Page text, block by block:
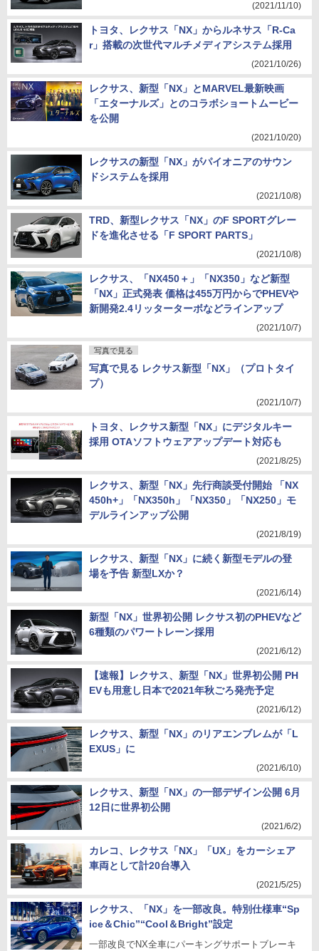
(2021/11/10)
トヨタ、レクサス「NX」からルネサス「R-Ca
r」搭載の次世代マルチメディアシステム採用
(2021/10/26)
レクサス、新型「NX」とMARVEL最新映画
「エターナルズ」とのコラボショートムービー
を公開
(2021/10/20)
レクサスの新型「NX」がパイオニアのサウン
ドシステムを採用
(2021/10/8)
TRD、新型レクサス「NX」のF SPORTグレー
ドを進化させる「F SPORT PARTS」
(2021/10/8)
レクサス、「NX450＋」「NX350」など新型
「NX」正式発表 価格は455万円からでPHEVや
新開発2.4リッターターボなどラインアップ
(2021/10/7)
写真で見る
写真で見る レクサス新型「NX」（プロトタイ
プ）
(2021/10/7)
トヨタ、レクサス新型「NX」にデジタルキー
採用 OTAソフトウェアアップデート対応も
(2021/8/25)
レクサス、新型「NX」先行商談受付開始 「NX
450h+」「NX350h」「NX350」「NX250」モ
デルラインアップ公開
(2021/8/19)
レクサス、新型「NX」に続く新型モデルの登
場を予告 新型LXか？
(2021/6/14)
新型「NX」世界初公開 レクサス初のPHEVなど
6種類のパワートレーン採用
(2021/6/12)
【速報】レクサス、新型「NX」世界初公開 PH
EVも用意し日本で2021年秋ごろ発売予定
(2021/6/12)
レクサス、新型「NX」のリアエンブレムが「L
EXUS」に
(2021/6/10)
レクサス、新型「NX」の一部デザイン公開 6月
12日に世界初公開
(2021/6/2)
カレコ、レクサス「NX」「UX」をカーシェア
車両として計20台導入
(2021/5/25)
レクサス、「NX」を一部改良。特別仕様車“Sp
ice＆Chic”“Cool＆Bright”設定
一部改良でNX全車にパーキングサポートブレーキ